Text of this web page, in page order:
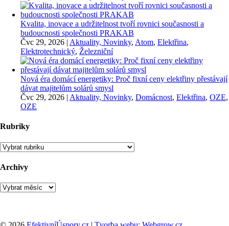
Kvalita, inovace a udržitelnost tvoří rovnici současnosti a
budoucnosti společnosti PRAKAB
Čvc 29, 2026 | Aktuality, Novinky, Atom, Elektřina,
Elektrotechnický, Železniční
Nová éra domácí energetiky: Proč fixní ceny elektřiny přestávají
dávat majitelům solárů smysl
Čvc 29, 2026 | Aktuality, Novinky, Domácnost, Elektřina, OZE,
OZE
Rubriky
Rubriky
Archivy
Archivy